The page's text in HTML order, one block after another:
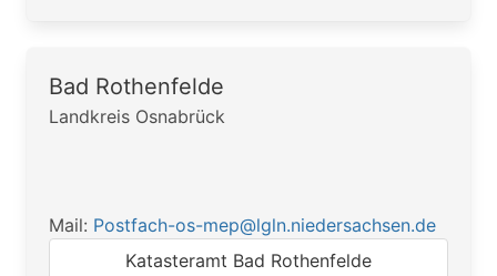
Bad Rothenfelde
Landkreis Osnabrück
Mail: Postfach-os-mep@lgln.niedersachsen.de
Katasteramt Bad Rothenfelde